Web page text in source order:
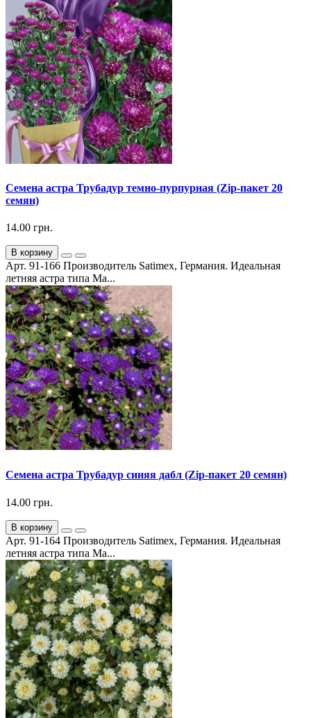
Семена астра Трубадур темно-пурпурная (Zip-пакет 20
семян)
14.00 грн.
В корзину
Арт. 91-166 Производитель Satimex, Германия. Идеальная
летняя астра типа Ма...
Семена астра Трубадур синяя дабл (Zip-пакет 20 семян)
14.00 грн.
В корзину
Арт. 91-164 Производитель Satimex, Германия. Идеальная
летняя астра типа Ма...